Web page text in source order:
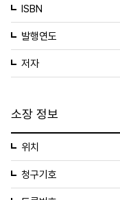
ISBN
발행연도
저자
소장 정보
위치
청구기호